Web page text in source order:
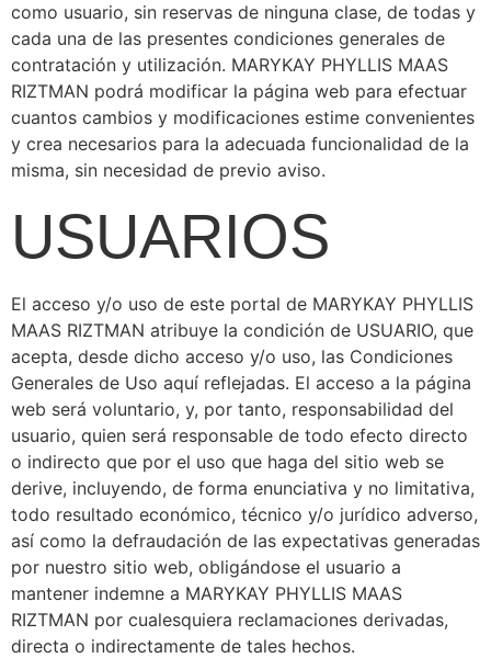
como usuario, sin reservas de ninguna clase, de todas y
cada una de las presentes condiciones generales de
contratación y utilización. MARYKAY PHYLLIS MAAS
RIZTMAN podrá modificar la página web para efectuar
cuantos cambios y modificaciones estime convenientes
y crea necesarios para la adecuada funcionalidad de la
misma, sin necesidad de previo aviso.
USUARIOS
El acceso y/o uso de este portal de MARYKAY PHYLLIS
MAAS RIZTMAN atribuye la condición de USUARIO, que
acepta, desde dicho acceso y/o uso, las Condiciones
Generales de Uso aquí reflejadas. El acceso a la página
web será voluntario, y, por tanto, responsabilidad del
usuario, quien será responsable de todo efecto directo
o indirecto que por el uso que haga del sitio web se
derive, incluyendo, de forma enunciativa y no limitativa,
todo resultado económico, técnico y/o jurídico adverso,
así como la defraudación de las expectativas generadas
por nuestro sitio web, obligándose el usuario a
mantener indemne a MARYKAY PHYLLIS MAAS
RIZTMAN por cualesquiera reclamaciones derivadas,
directa o indirectamente de tales hechos.